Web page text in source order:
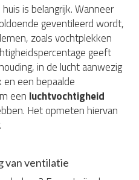
is belangrijk. Wanneer
geventileerd wordt,
zoals vochtplekken
geeft
in de lucht aanwezig
en een bepaalde
een luchtvochtigheid
Het opmeten hiervan
van ventilatie